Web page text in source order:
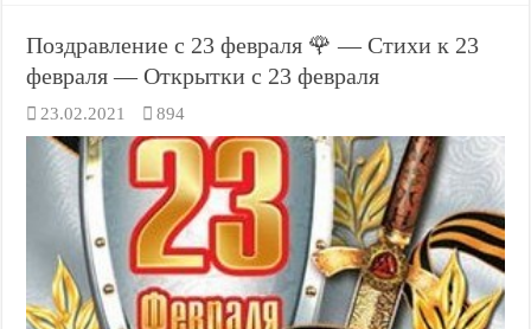
Поздравление с 23 февраля 🌹 — Стихи к 23
февраля — Открытки с 23 февраля
23.02.2021 894